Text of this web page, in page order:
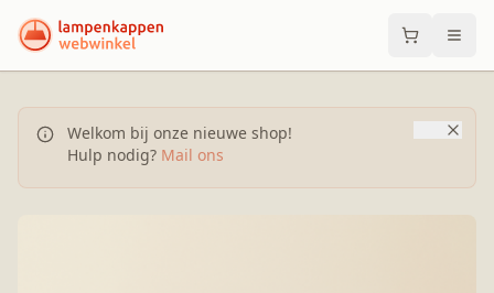
Welkom bij onze nieuwe shop!
Hulp nodig? Mail ons